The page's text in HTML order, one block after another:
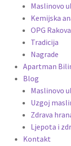
Maslinovo
Kemijska
OPG
Tradicija
Nagrade
Apartman
Blog
Maslinovo
Uzgoj
Zdrava
Ljepota i
Kontakt